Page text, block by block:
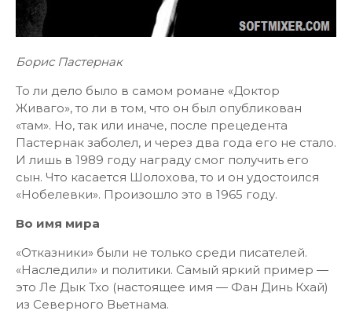
Борис Пастернак
То ли дело было в самом романе «Доктор
Живаго», то ли в том, что он был опубликован
«там». Но, так или иначе, после прецедента
Пастернак заболел, и через два года его не стало.
И лишь в 1989 году награду смог получить его
сын. Что касается Шолохова, то и он удостоился
«Нобелевки». Произошло это в 1965 году.
Во имя мира
«Отказники» были не только среди писателей.
«Наследили» и политики. Самый яркий пример —
это Ле Дык Тхо (настоящее имя — Фан Динь Кхай)
из Северного Вьетнама.